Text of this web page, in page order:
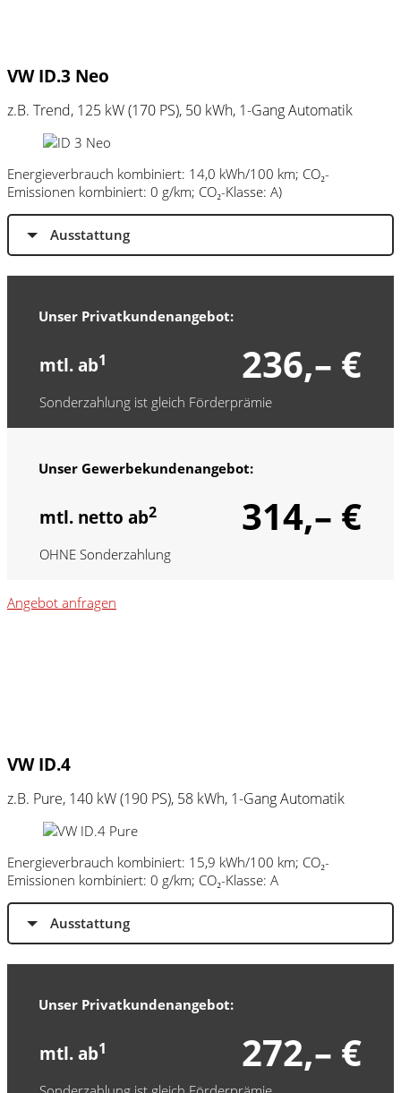
VW ID.3 Neo
z.B. Trend, 125 kW (170 PS), 50 kWh, 1-Gang Automatik
Energieverbrauch kombiniert: 14,0 kWh/100 km; CO₂-
Emissionen kombiniert: 0 g/km; CO₂-Klasse: A)
Ausstattung
Unser Privatkundenangebot:
mtl. ab1 236,– €
Sonderzahlung ist gleich Förderprämie
Unser Gewerbekundenangebot:
mtl. netto ab2 314,– €
OHNE Sonderzahlung
Angebot anfragen
VW ID.4
z.B. Pure, 140 kW (190 PS), 58 kWh, 1-Gang Automatik
Energieverbrauch kombiniert: 15,9 kWh/100 km; CO₂-
Emissionen kombiniert: 0 g/km; CO₂-Klasse: A
Ausstattung
Unser Privatkundenangebot:
mtl. ab1 272,– €